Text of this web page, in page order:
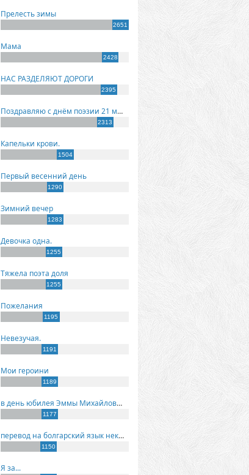
Прелесть зимы
2651
Мама
2428
НАС РАЗДЕЛЯЮТ ДОРОГИ
2395
Поздравляю с днём поэзии 21 марта!
2313
Капельки крови.
1504
Первый весенний день
1290
Зимний вечер
1283
Девочка одна.
1255
Тяжела поэта доля
1255
Пожелания
1195
Невезучая.
1191
Мои героини
1189
в день юбилея Эммы Михайловны Киселевой
1177
перевод на болгарский язык некоторых моих стихов
1150
Я за...